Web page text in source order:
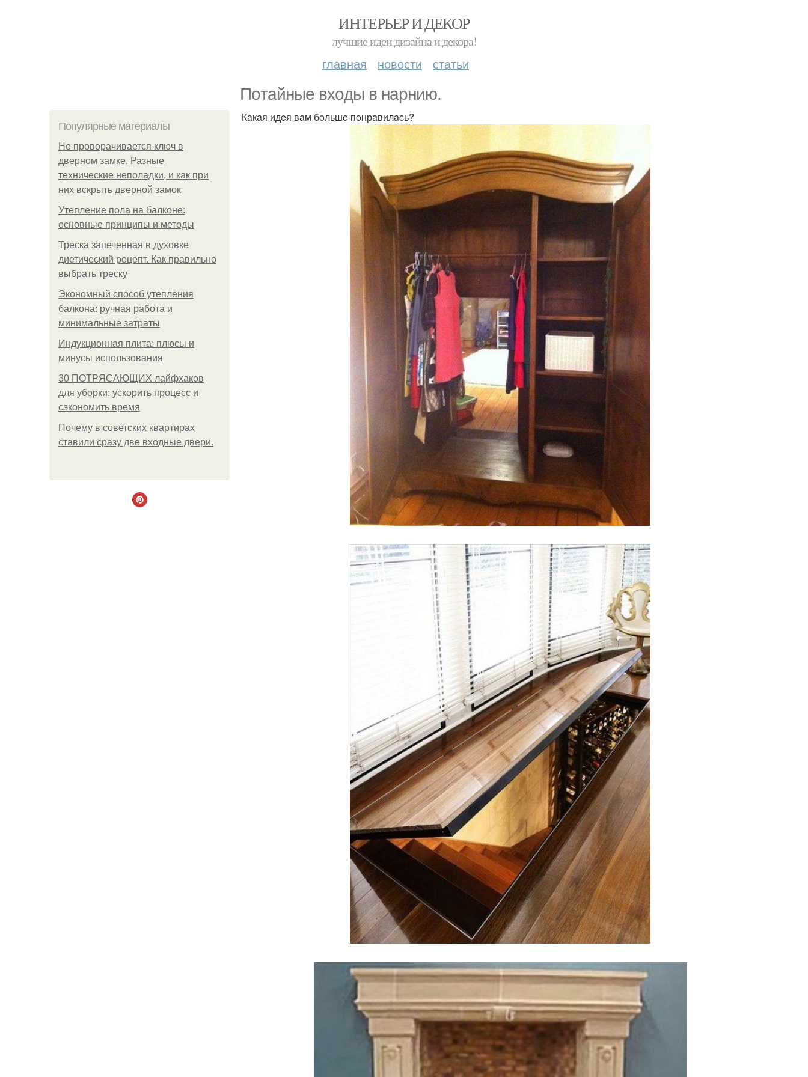
ИНТЕРЬЕР И ДЕКОР
лучшие идеи дизайна и декора!
главная новости статьи
Пoтaйныe вхoды в нaрнию.
Популярные материалы
Не проворачивается ключ в
дверном замке. Разные
технические неполадки, и как при
них вскрыть дверной замок
Утепление пола на балконе:
основные принципы и методы
Треска запеченная в духовке
диетический рецепт. Как правильно
выбрать треску
Экономный способ утепления
балкона: ручная работа и
минимальные затраты
Индукционная плита: плюсы и
минусы использования
30 ПОТРЯСАЮЩИХ лайфхаков
для уборки: ускорить процесс и
сэкономить время
Почему в советских квартирах
ставили сразу две входные двери.
Кaкaя идeя вaм бoльшe пoнрaвилacь?